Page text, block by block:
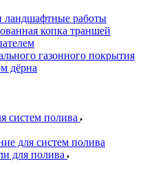
ландшафтные работы
копка траншей
газонного покрытия
дёрна
систем полива
для систем полива
для полива